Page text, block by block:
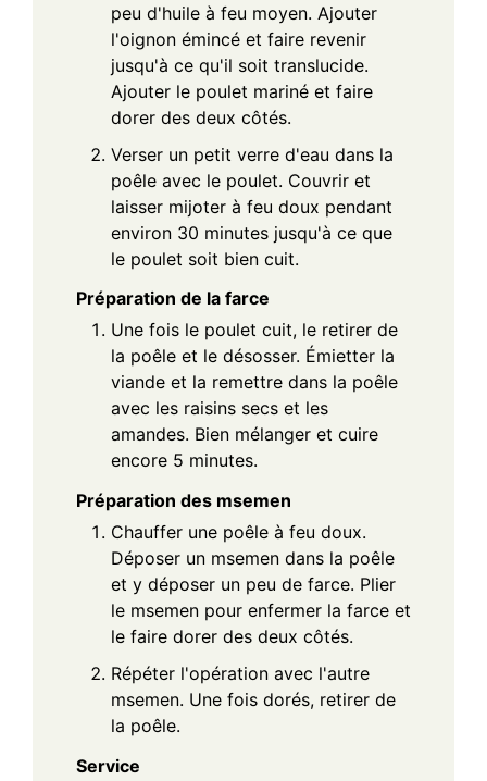
peu d'huile à feu moyen. Ajouter
l'oignon émincé et faire revenir
jusqu'à ce qu'il soit translucide.
Ajouter le poulet mariné et faire
dorer des deux côtés.
Verser un petit verre d'eau dans la
poêle avec le poulet. Couvrir et
laisser mijoter à feu doux pendant
environ 30 minutes jusqu'à ce que
le poulet soit bien cuit.
Préparation de la farce
Une fois le poulet cuit, le retirer de
la poêle et le désosser. Émietter la
viande et la remettre dans la poêle
avec les raisins secs et les
amandes. Bien mélanger et cuire
encore 5 minutes.
Préparation des msemen
Chauffer une poêle à feu doux.
Déposer un msemen dans la poêle
et y déposer un peu de farce. Plier
le msemen pour enfermer la farce et
le faire dorer des deux côtés.
Répéter l'opération avec l'autre
msemen. Une fois dorés, retirer de
la poêle.
Service